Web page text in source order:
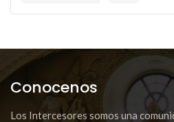
Conocenos
Los Intercesores somos una